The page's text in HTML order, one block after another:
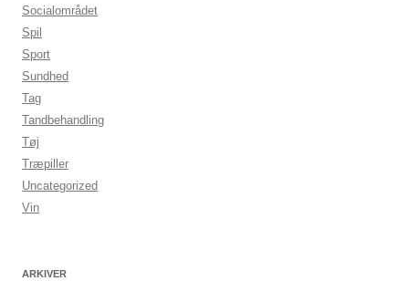
Socialområdet
Spil
Sport
Sundhed
Tag
Tandbehandling
Tøj
Træpiller
Uncategorized
Vin
ARKIVER